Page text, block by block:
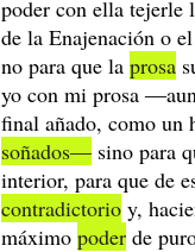
poder con ella tejerle
de la Enajenación o el
no para que la prosa
yo con mi prosa
final añado, como un
soñados―sino para
interior, para que de
contradictorio y,
máximo poder de